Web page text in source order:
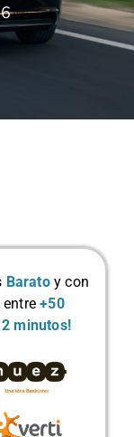
Baratoy con
entre+50
2 minutos!